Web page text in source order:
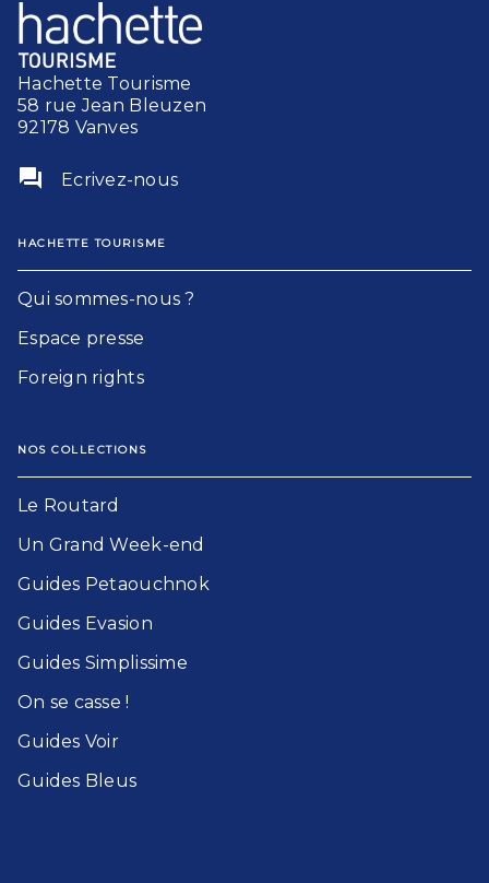
Hachette Tourisme
58 rue Jean Bleuzen
92178 Vanves
question_answer Ecrivez-nous
HACHETTE TOURISME
Qui sommes-nous ?
Espace presse
Foreign rights
NOS COLLECTIONS
Le Routard​
Un Grand Week-end​
Guides Petaouchnok​
Guides Evasion​
Guides Simplissime​
On se casse !​
Guides Voir​
Guides Bleu​s